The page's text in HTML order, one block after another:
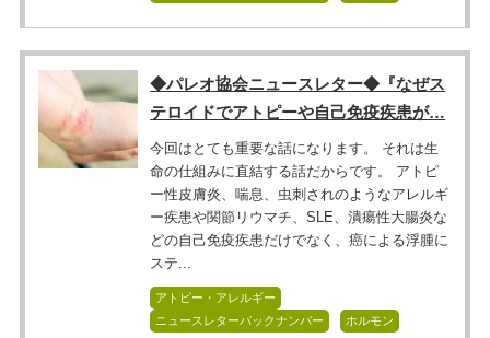
◆パレオ協会ニュースレター◆『なぜス
テロイドでアトピーや自己免疫疾患が…
今回はとても重要な話になります。 それは生
命の仕組みに直結する話だからです。 アトピ
ー性皮膚炎、喘息、虫刺されのようなアレルギ
ー疾患や関節リウマチ、SLE、潰瘍性大腸炎な
どの自己免疫疾患だけでなく、癌による浮腫に
ステ...
アトピー・アレルギー
ニュースレターバックナンバー
ホルモン